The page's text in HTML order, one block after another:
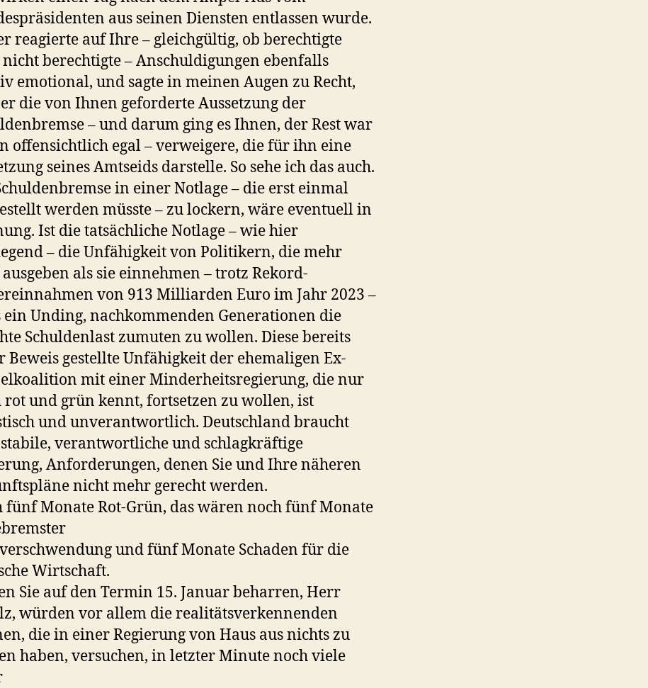
aus seinen Diensten entlassen wurde.
reagierte auf Ihre – gleichgültig, ob berechtigte
berechtigte – Anschuldigungen ebenfalls
emotional, und sagte in meinen Augen zu Recht,
er die von Ihnen geforderte Aussetzung der
– und darum ging es Ihnen, der Rest war
offensichtlich egal – verweigere, die für ihn eine
seines Amtseids darstelle. So sehe ich das auch.
in einer Notlage – die erst einmal
werden müsste – zu lockern, wäre eventuell in
Ist die tatsächliche Notlage – wie hier
– die Unfähigkeit von Politikern, die mehr
ausgeben als sie einnehmen – trotz Rekord-
von 913 Milliarden Euro im Jahr 2023 –
ein Unding, nachkommenden Generationen die
Schuldenlast zumuten zu wollen. Diese bereits
Beweis gestellte Unfähigkeit der ehemaligen Ex-
mit einer Minderheitsregierung, die nur
rot und grün kennt, fortsetzen zu wollen, ist
und unverantwortlich. Deutschland braucht
verantwortliche und schlagkräftige
Anforderungen, denen Sie und Ihre näheren
nicht mehr gerecht werden.
fünf Monate Rot-Grün, das wären noch fünf Monate
und fünf Monate Schaden für die
Wirtschaft.
Sie auf den Termin 15. Januar beharren, Herr
würden vor allem die realitätsverkennenden
die in einer Regierung von Haus aus nichts zu
haben, versuchen, in letzter Minute noch viele